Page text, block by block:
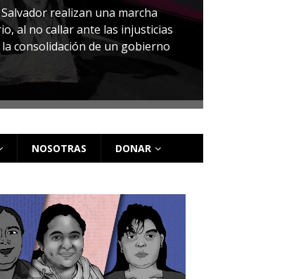
realizan una marcha
al no callar ante las injusticias
consolidación de un gobierno
NOSOTRAS DONAR